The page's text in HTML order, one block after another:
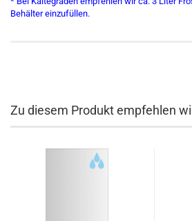
Behälter einzufüllen.
Zu diesem Produkt empfehlen